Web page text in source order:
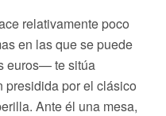
relativamente poco
en las que se puede
euros— te sitúa
presidida por el clásico
Ante él una mesa,